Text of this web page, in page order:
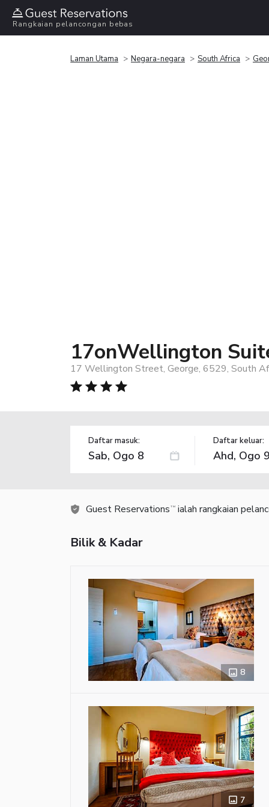
Rangkaian pelancongan bebas
Laman Utama Negara-negara South Africa
17onWellington
17 Wellington Street, George, 6529, South
Daftar masuk: Daftar keluar:
Guest Reservations TM ialah rangkaian
Bilik & Kadar
8
7